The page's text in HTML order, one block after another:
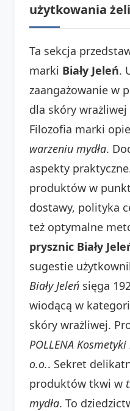
użytkowania
Ta sekcja
marki Biały Jeleń.
zaangażowanie w
dla skóry
Filozofia marki
warzeniu mydła.
aspekty
produktów w
dostawy, polityka
też optymalne
prysznic Biały
sugestie
Biały Jeleń sięga
wiodącą w
skóry wrażliwej.
POLLENA
o.o.. Sekret
produktów tkwi w
mydła. To